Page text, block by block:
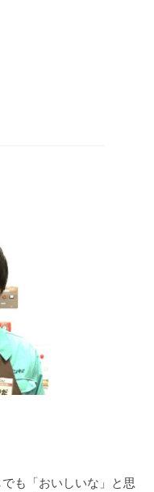
も「おいしいな」と思